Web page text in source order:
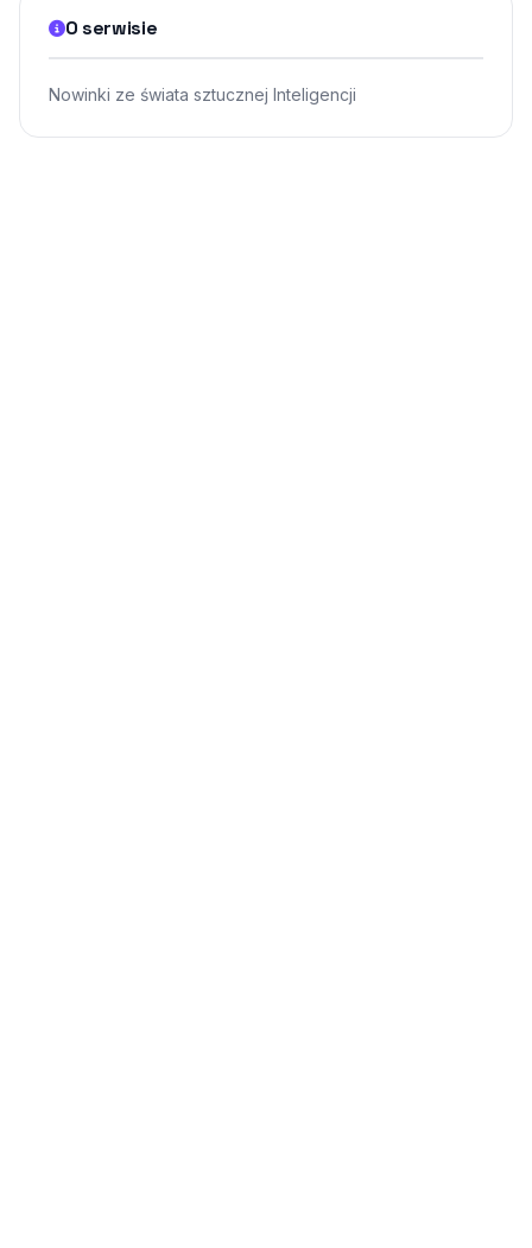
O serwisie
Nowinki ze świata sztucznej Inteligencji